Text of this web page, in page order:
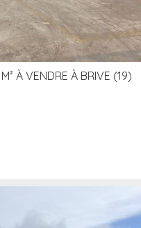
À VENDRE À BRIVE (19)